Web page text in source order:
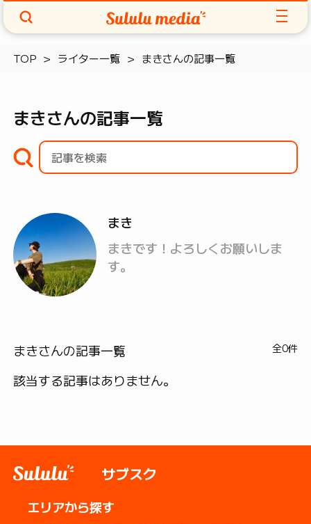
TOP ライター一覧 まきさんの記事一覧
まきさんの記事一覧
まき
まきです！よろしくお願いしま
す。
まきさんの記事一覧 全0件
該当する記事はありません。
サブスク
エリアから探す